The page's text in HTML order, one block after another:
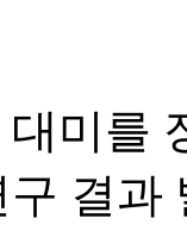
미를
결과